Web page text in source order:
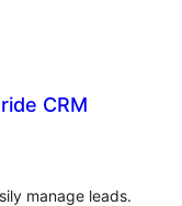
CRM
manage leads.